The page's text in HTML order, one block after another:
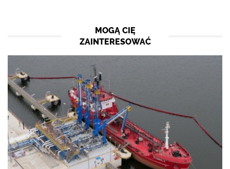
MOGĄ CIĘ
ZAINTERESOWAĆ